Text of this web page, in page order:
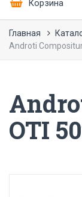
Корзина
Главная
Androti
OTI